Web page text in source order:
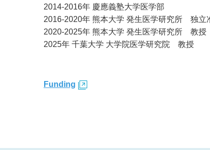
2014-2016年 慶應義塾大学医学部
2016-2020年 熊本大学 発生医学研究所 独立
2020-2025年 熊本大学 発生医学研究所 教授
2025年 千葉大学 大学院医学研究院 教授
Funding